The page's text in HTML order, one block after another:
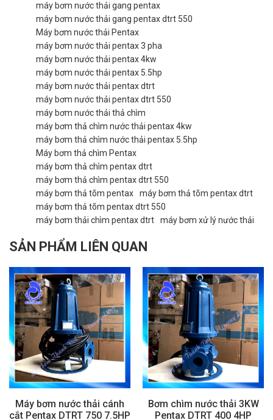
máy bơm nước thải gang pentax
máy bơm nước thải gang pentax dtrt 550
Máy bơm nước thải Pentax
máy bơm nước thải pentax 3 pha
máy bơm nước thải pentax 4kw
máy bơm nước thải pentax 5.5hp
máy bơm nước thải pentax dtrt
máy bơm nước thải pentax dtrt 550
máy bơm nước thải thả chìm
máy bơm thả chìm nước thải pentax 4kw
máy bơm thả chìm nước thải pentax 5.5hp
Máy bơm thả chìm Pentax
máy bơm thả chìm pentax dtrt
máy bơm thả chìm pentax dtrt 550
máy bơm thả tõm pentax
máy bơm thả tõm pentax dtrt
máy bơm thả tõm pentax dtrt 550
máy bơm thải chìm pentax dtrt
máy bơm xử lý nước thải
SẢN PHẨM LIÊN QUAN
Máy bơm nước thải cánh
cắt Pentax DTRT 750 7.5HP
Bơm chìm nước thải 3KW
Pentax DTRT 400 4HP